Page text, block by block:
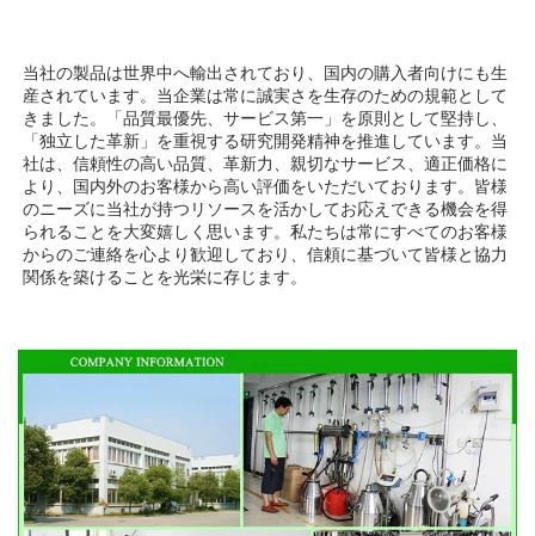
当社の製品は世界中へ輸出されており、国内の購入者向けにも生
産されています。当企業は常に誠実さを生存のための規範として
きました。「品質最優先、サービス第一」を原則として堅持し、
「独立した革新」を重視する研究開発精神を推進しています。当
社は、信頼性の高い品質、革新力、親切なサービス、適正価格に
より、国内外のお客様から高い評価をいただいております。皆様
のニーズに当社が持つリソースを活かしてお応えできる機会を得
られることを大変嬉しく思います。私たちは常にすべてのお客様
からのご連絡を心より歓迎しており、信頼に基づいて皆様と協力
関係を築けることを光栄に存じます。